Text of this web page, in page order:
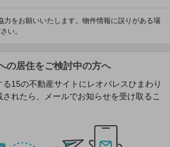
をお願いいたします。物件情報に誤りがある場
い。
の居住をご検討中の方へ
15の不動産サイトにレオパレスひまわり
れたら、メールでお知らせを受け取るこ